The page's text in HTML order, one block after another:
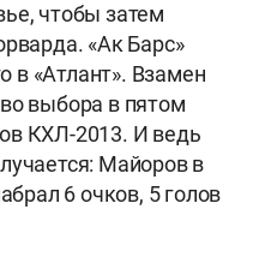
чтобы затем
«Ак Барс»
«Атлант». Взамен
выбора в пятом
КХЛ-2013. И ведь
Майоров в
6 очков, 5 голов